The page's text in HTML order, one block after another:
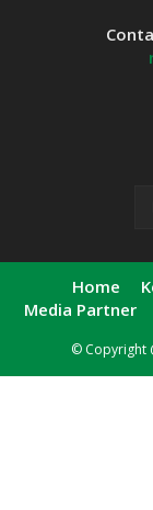
Home
Media Partner
© Copyright